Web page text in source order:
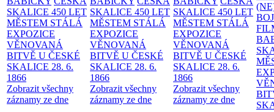
SKALICE 450 LET
MĚSTEM STÁLÁ
EXPOZICE
VĚNOVANÁ
BITVĚ U ČESKÉ
SKALICE 28. 6.
1866
Zobrazit všechny
záznamy ze dne
SKALICE 450 LET
MĚSTEM STÁLÁ
EXPOZICE
VĚNOVANÁ
BITVĚ U ČESKÉ
SKALICE 28. 6.
1866
Zobrazit všechny
záznamy ze dne
SKALICE 450 LET
MĚSTEM STÁLÁ
EXPOZICE
VĚNOVANÁ
BITVĚ U ČESKÉ
SKALICE 28. 6.
1866
Zobrazit všechny
záznamy ze dne